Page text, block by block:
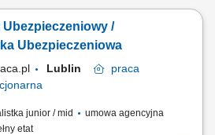
/
Ubezpieczeniowa
Lublin
praca
junior / mid
umowa agencyjna
etat